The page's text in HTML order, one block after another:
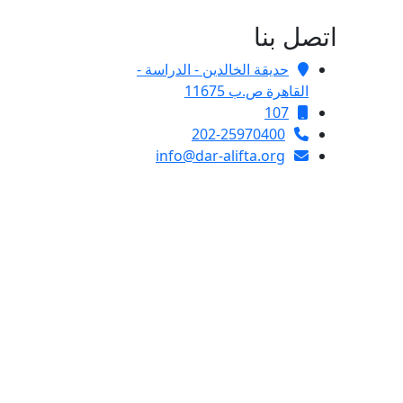
اتصل بنا
حديقة الخالدين - الدراسة -
القاهرة ص.ب 11675
107
202-25970400
info@dar-alifta.org